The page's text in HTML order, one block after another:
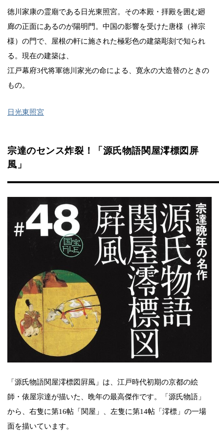
徳川家康の霊廟である日光東照宮。その本殿・拝殿を囲む廻
廊の正面にあるのが陽明門。中国の影響を受けた唐様（禅宗
様）の門で、屋根の軒に施された極彩色の建築彫刻で知られ
る。現在の建築は、
江戸幕府3代将軍徳川家光の命による、寛永の大造替のときの
もの。
日光東照宮
宗達のセンス炸裂！「源氏物語関屋澪標図屏
風」
「源氏物語関屋澪標図屛風」は、江戸時代初期の京都の絵
師・俵屋宗達が描いた、晩年の最高傑作です。「源氏物語」
から、右隻に第16帖「関屋」、左隻に第14帖「澪標」の一場
面を描いています。